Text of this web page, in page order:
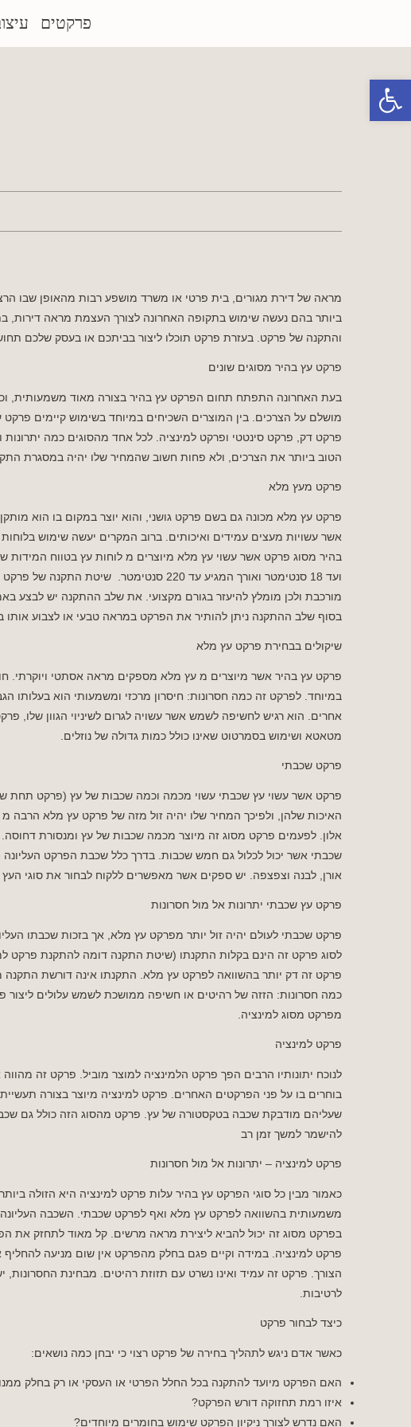
פרקטים
מראה של דירת מגורים, בית פרטי או משרד מושפע רבות מהאופן שבו
ביותר בהם נעשה שימוש בתקופה האחרונה לצורך העצמת מראה דירות,
והתקנה של פרקט. בעזרת פרקט תוכלו ליצור בביתכם או בעסק שלכם
פרקט עץ בהיר מסוגים שונים
בעת האחרונה התפתח תחום הפרקט עץ בהיר בצורה מאוד משמעותית,
מושלם על הצרכים. בין המוצרים השכיחים במיוחד בשימוש קיימים
פרקט דק, פרקט סינטטי ופרקט למינציה. לכל אחד מהסוגים כמה יתרונות
הטוב ביותר את הצרכים, ולא פחות חשוב שהמחיר שלו יהיה במסגרת
פרקט מעץ מלא
פרקט עץ מלא מכונה גם בשם פרקט גושני, והוא יוצר במקום בו הוא
אשר עשויות מעצים עמידים ואיכותים. ברוב המקרים יעשה שימוש
ועד 18 סנטימטר ואורך המגיע עד 220
מורכבת ולכן מומלץ להיעזר בגורם מקצועי. את שלב ההתקנה יש לבצע
בסוף שלב ההתקנה ניתן להותיר את הפרקט במראה טבעי או לצבוע אותו
שיקולים בבחירת פרקט עץ מלא
פרקט עץ בהיר אשר מיוצרים מ עץ מלא מספקים מראה אסתטי ויוקרתי.
במיוחד. לפרקט זה כמה חסרונות: חיסרון מרכזי ומשמעותי הוא בעלותו
אחרים. הוא רגיש לחשיפה לשמש אשר עשויה לגרום לשיניוי הגוון שלו,
מטאטא ושימוש בסמרטוט שאינו כולל כמות גדולה של נוזלים.
פרקט שכבתי
פרקט אשר עשוי עץ שכבתי עשוי מכמה וכמה שכבות של עץ (פרקט תחת
האיכות שלהן, ולפיכך המחיר שלו יהיה זול מזה של פרקט עץ מלא הרבה מ
אלון. לפעמים פרקט מסוג זה מיוצר מכמה שכבות של עץ ומנסורת
שכבתי אשר יכול לכלול גם חמש שכבות. בדרך כלל שכבת הפרקט
אורן, לבנה וצפצפה. יש ספקים אשר מאפשרים ללקוח לבחור את סוגי
פרקט עץ שכבתי יתרונות אל מול חסרונות
פרקט שכבתי לעולם יהיה זול יותר מפרקט עץ מלא, אך בזכות שכבתו
לסוג פרקט זה הינם בקלות התקנתו (שיטת התקנה דומה להתקנת פרקט
פרקט זה דק יותר בהשוואה לפרקט עץ מלא. התקנתו אינה דורשת
כמה חסרונות: הזזה של רהיטים או חשיפה ממושכת לשמש עלולים
מפרקט מסוג למינציה.
פרקט למינציה
לנוכח יתונותיו הרבים הפך פרקט הלמינציה למוצר מוביל. פרקט זה
בוחרים בו על פני הפרקטים האחרים. פרקט למינציה מיוצר בצורה
שעליהם מודבקת שכבה בטקסטורה של עץ. פרקט מהסוג הזה כולל גם
להישמר למשך זמן רב
פרקט למינציה – יתרונות אל מול חסרונות
כאמור מבין כל סוגי הפרקט עץ בהיר עלות פרקט למינציה היא הזולה
משמעותית בהשוואה לפרקט עץ מלא ואף לפרקט שכבתי. השכבה
בפרקט מסוג זה יכול להביא ליצירת מראה מרשים. קל מאוד לתחזק את
פרקט למינציה. במידה וקיים פגם בחלק מהפרקט אין שום מניעה
הצורך. פרקט זה עמיד ואינו נשרט עם תזוזת רהיטים. מבחינת החסרונות,
לרטיבות.
כיצד לבחור פרקט
כאשר אדם ניגש לתהליך בחירה של פרקט רצוי כי יבחן כמה נושאים:
האם הפרקט מיועד להתקנה בכל החלל הפרטי או העסקי או רק בחלק ממנו
איזו רמת תחזוקה דורש הפרקט?
האם נדרש לצורך ניקיון הפרקט שימוש בחומרים מיוחדים?
פתח סרגל נגישות